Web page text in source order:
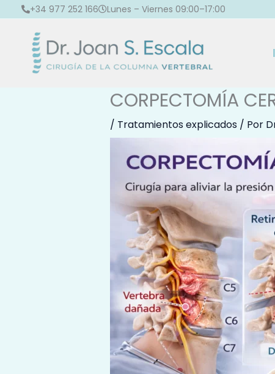
al
contenido
+34 977 252 166 Lunes – Viernes 09:00–17:00
CORPECTOMÍA
/ Tratamientos explicados / Por